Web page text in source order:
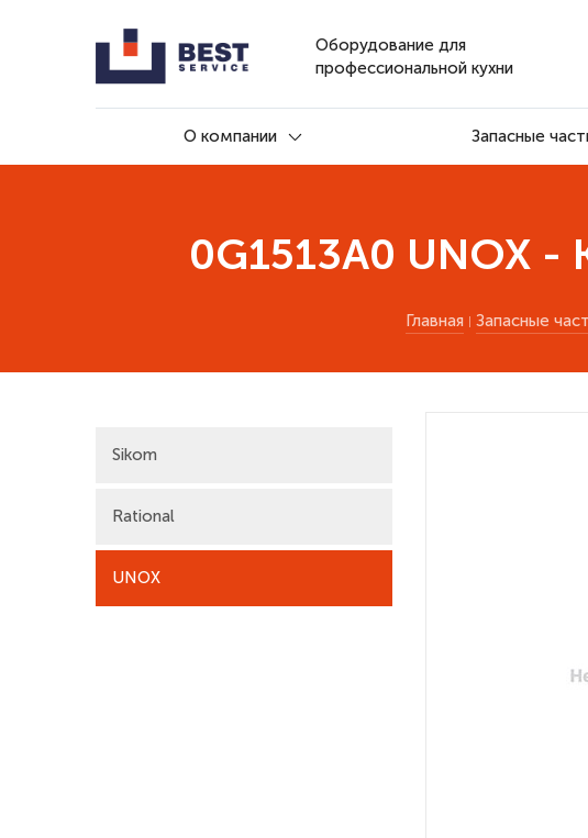
Оборудование для
профессиональной кухни
О компании Запасные
0G1513A0 UNOX -
Главная Запасные
Sikom
Rational
UNOX